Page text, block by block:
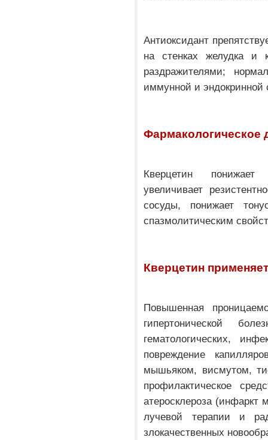
Антиоксидант
на стенках желудка и
раздражителями;
иммунной и эндокринной
Фармакологическое
Кверцетин
увеличивает
сосуды, понижает
спазмолитическим
Кверцетин
Повышенная
гипертонической
гематологических,
повреждение
мышьяком, висмутом,
профилактическое
атеросклероза (инфаркт
лучевой терапии и
злокачественных